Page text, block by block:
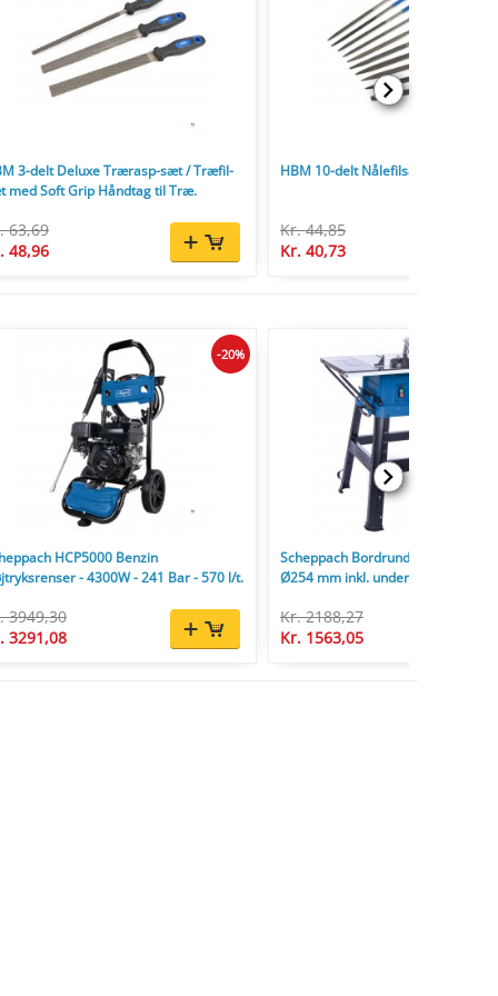
3-delt Deluxe Trærasp-sæt / Træfil-
med Soft Grip Håndtag til Træ.
63,69
48,96
HBM 10-delt Nålefilsæt Nøglefilsæt
Kr. 44,85
Kr. 40,73
HCP5000 Benzin
- 4300W - 241 Bar - 570 l/t.
3949,30
3291,08
-20%
Scheppach Bordrundsav HS254
Ø254 mm inkl. understel og
Kr. 2188,27
Kr. 1563,05